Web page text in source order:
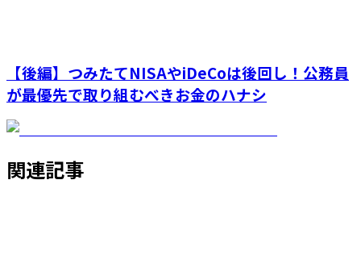
【後編】つみたてNISAやiDeCoは後回し！公務員
が最優先で取り組むべきお金のハナシ
関連記事